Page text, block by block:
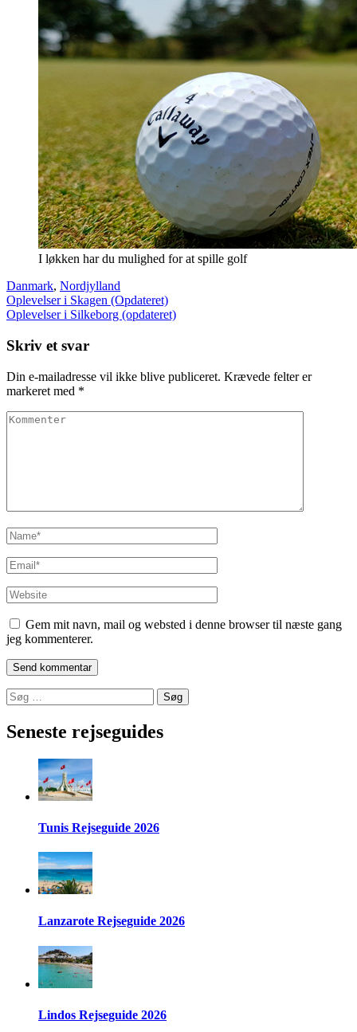
I løkken har du mulighed for at spille golf
Danmark, Nordjylland
Indlægsnavigation
Oplevelser i Skagen (Opdateret)
Oplevelser i Silkeborg (opdateret)
Skriv et svar
Din e-mailadresse vil ikke blive publiceret. Krævede felter er
markeret med *
Kommenter
Name*
Email*
Website
Gem mit navn, mail og websted i denne browser til næste gang
jeg kommenterer.
Søg
efter:
Seneste rejseguides
Tunis Rejseguide 2026
Lanzarote Rejseguide 2026
Lindos Rejseguide 2026